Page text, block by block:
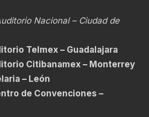
Nacional – Ciudad de
Telmex – Guadalajara
Citibanamex – Monterrey
– León
de Convenciones –